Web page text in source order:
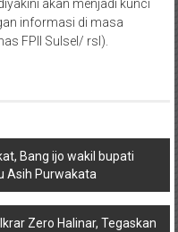
akan menjadi kunci
informasi di masa
FPII Sulsel/ rsl).
Bang ijo wakil bupati
Asih Purwakata
Zero Halinar, Tegaskan